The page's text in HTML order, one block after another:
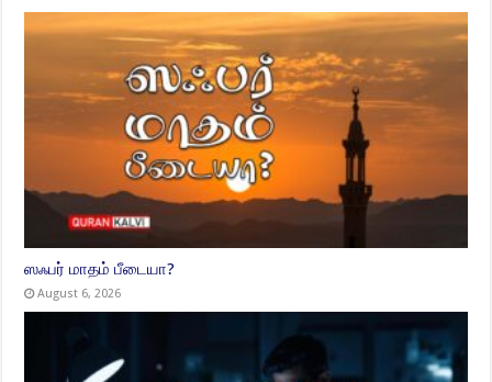
ஸஃபர் மாதம் பீடையா?
August 6, 2026